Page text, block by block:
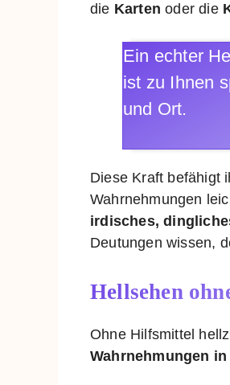
die Karten oder die
Ein echter
ist zu Ihnen
und Ort.
Diese Kraft befähigt
Wahrnehmungen
irdisches,
Deutungen wissen,
Hellsehen
Ohne Hilfsmittel
Wahrnehmungen